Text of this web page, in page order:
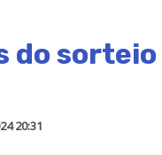
do sorteio
20:31